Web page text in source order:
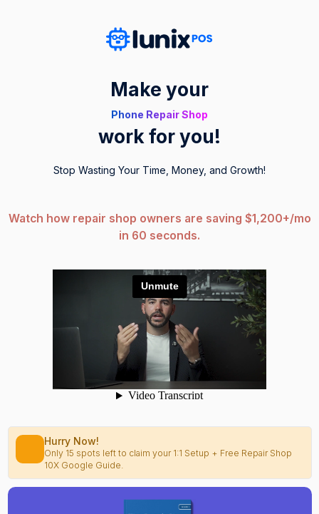
Make your
Phone Repair Shop
work for you!
Stop Wasting Your Time, Money, and Growth!
Watch how repair shop owners are saving $1,200+/mo
in 60 seconds.
Hurry Now!
Only 15 spots left to claim your 1:1 Setup + Free Repair Shop
10X Google Guide.